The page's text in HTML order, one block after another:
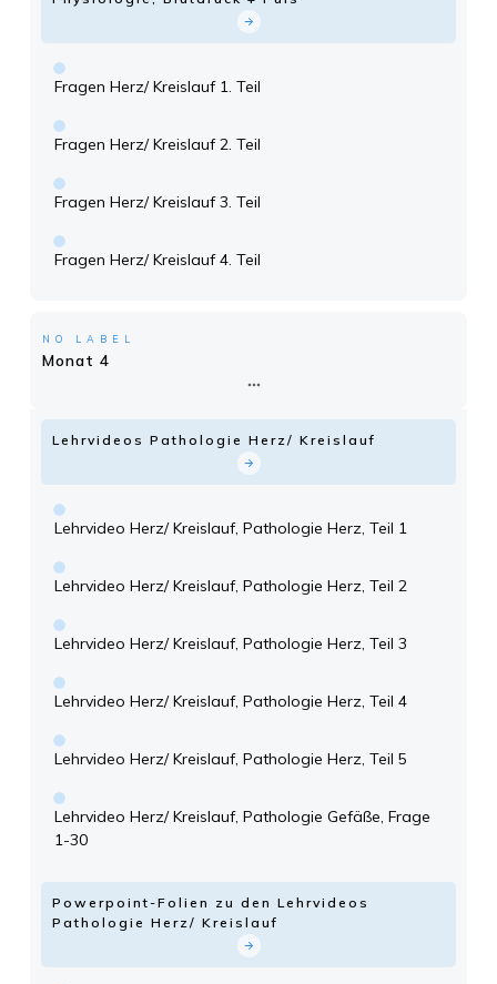
Fragen Herz/ Kreislauf 1. Teil
Fragen Herz/ Kreislauf 2. Teil
Fragen Herz/ Kreislauf 3. Teil
Fragen Herz/ Kreislauf 4. Teil
NO LABEL
Monat 4
Lehrvideos Pathologie Herz/ Kreislauf
Lehrvideo Herz/ Kreislauf, Pathologie Herz, Teil 1
Lehrvideo Herz/ Kreislauf, Pathologie Herz, Teil 2
Lehrvideo Herz/ Kreislauf, Pathologie Herz, Teil 3
Lehrvideo Herz/ Kreislauf, Pathologie Herz, Teil 4
Lehrvideo Herz/ Kreislauf, Pathologie Herz, Teil 5
Lehrvideo Herz/ Kreislauf, Pathologie Gefäße, Frage
1-30
Powerpoint-Folien zu den Lehrvideos
Pathologie Herz/ Kreislauf